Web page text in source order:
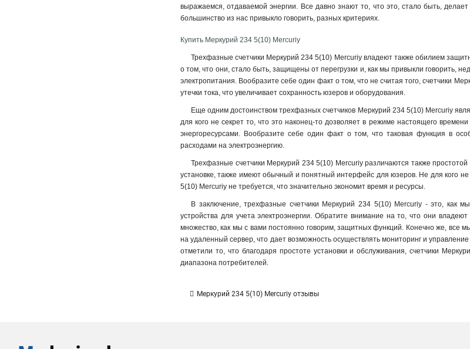
выражаемся, отдаваемой энергии. Все давно знают то, что это, стало быть,
большинство из нас привыкло говорить, разных критериях.
Купить Меркурий 234 5(10) Mercuriy
Трехфазные счетчики Меркурий 234 5(10) Mercuriy владеют также обилием
о том, что они, стало быть, защищены от перегрузки и, как мы привыкли говорить,
электропитания. Вообразите себе один факт о том, что не считая того, счетчики
утечки тока, что увеличивает сохранность юзеров и оборудования.
Еще одним достоинством трехфазных счетчиков Меркурий 234 5(10) Mercuriy
для кого не секрет то, что это наконец-то дозволяет в режиме настоящего
энергоресурсами. Вообразите себе один факт о том, что таковая функция в
расходами на электроэнергию.
Трехфазные счетчики Меркурий 234 5(10) Mercuriy различаются также
установке, также имеют обычный и понятный интерфейс для юзеров. Не для кого не
5(10) Mercuriy не требуется, что значительно экономит время и ресурсы.
В заключение, трехфазные счетчики Меркурий 234 5(10) Mercuriy - это, как
устройства для учета электроэнергии. Обратите внимание на то, что они
множество, как мы с вами постоянно говорим, защитных функций. Конечно же, все
на удаленный сервер, что дает возможность осуществлять мониторинг и
отметили то, что благодаря простоте установки и обслуживания, счетчики
диапазона потребителей.
Меркурий 234 5(10) Mercuriy отзывы